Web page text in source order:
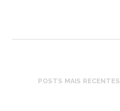
POSTS MAIS RECENTES